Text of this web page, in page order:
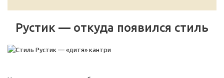
Рустик — откуда появился стиль